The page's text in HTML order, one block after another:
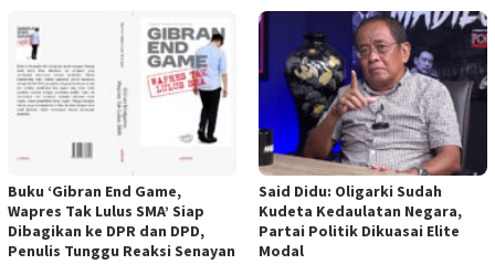
Buku ‘Gibran End Game,
Wapres Tak Lulus SMA’ Siap
Dibagikan ke DPR dan DPD,
Penulis Tunggu Reaksi Senayan
Said Didu: Oligarki Sudah
Kudeta Kedaulatan Negara,
Partai Politik Dikuasai Elite
Modal